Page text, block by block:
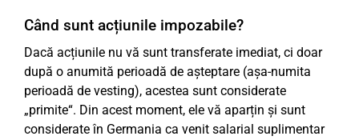
Când sunt acțiunile impozabile?
Dacă acțiunile nu vă sunt transferate imediat, ci doar
după o anumită perioadă de așteptare (așa-numita
perioadă de vesting), acestea sunt considerate
„primite“. Din acest moment, ele vă aparțin și sunt
considerate în Germania ca venit salarial suplimentar